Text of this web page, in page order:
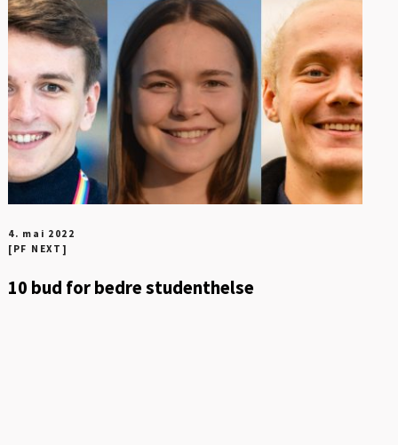
4. mai 2022
[PF NEXT]
10 bud for bedre studenthelse